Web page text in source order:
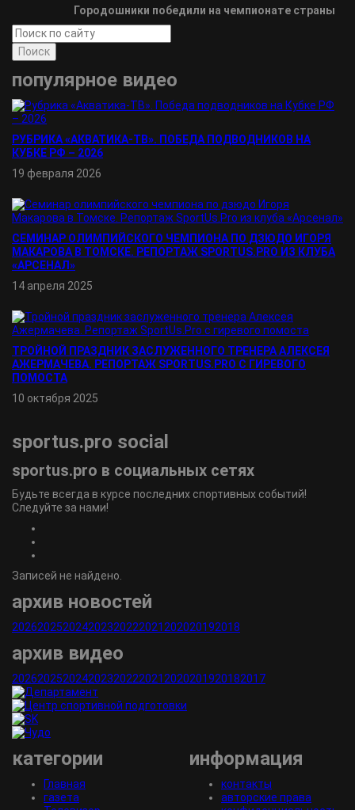
Городошники победили на чемпионате страны
Поиск
популярное видео
РУБРИКА «АКВАТИКА-TВ». ПОБЕДА ПОДВОДНИКОВ НА
КУБКЕ РФ – 2026
19 февраля 2026
СЕМИНАР ОЛИМПИЙСКОГО ЧЕМПИОНА ПО ДЗЮДО ИГОРЯ
МАКАРОВА В ТОМСКЕ. РЕПОРТАЖ SPORTUS.PRO ИЗ КЛУБА
«АРСЕНАЛ»
14 апреля 2025
ТРОЙНОЙ ПРАЗДНИК ЗАСЛУЖЕННОГО ТРЕНЕРА АЛЕКСЕЯ
АЖЕРМАЧЕВА. РЕПОРТАЖ SPORTUS.PRO С ГИРЕВОГО
ПОМОСТА
10 октября 2025
sportus.pro social
sportus.pro в социальных сетях
Будьте всегда в курсе последних спортивных событий!
Следуйте за нами!
Записей не найдено.
архив новостей
202620252024202320222021 202020192018
архив видео
202620252024202320222021 2020201920182017
категории
Главная
газета
информация
контакты
авторские права